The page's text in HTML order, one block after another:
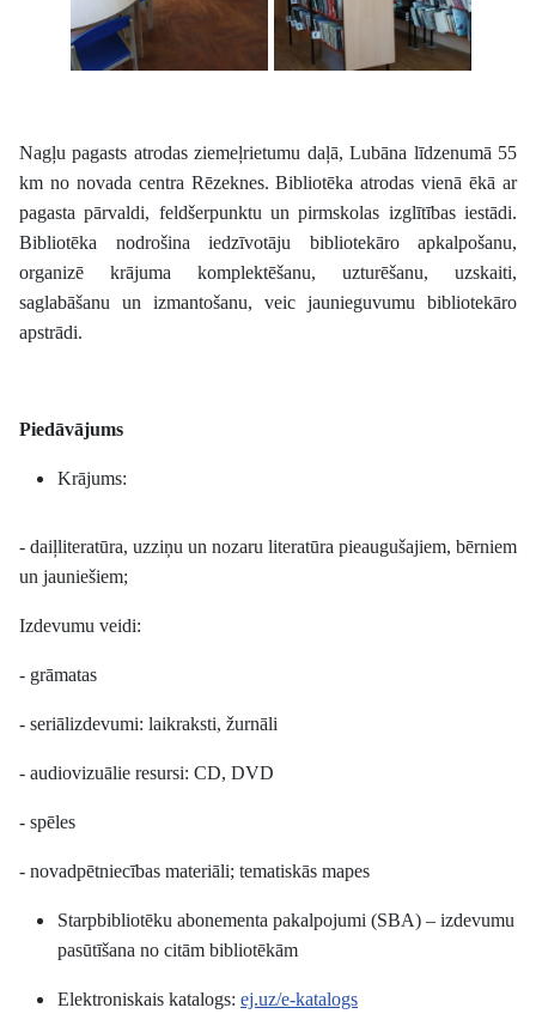
Nagļu pagasts atrodas ziemeļrietumu daļā, Lubāna līdzenumā 55
km no novada centra Rēzeknes. Bibliotēka atrodas vienā ēkā ar
pagasta pārvaldi, feldšerpunktu un pirmskolas izglītības iestādi.
Bibliotēka nodrošina iedzīvotāju bibliotekāro apkalpošanu,
organizē krājuma komplektēšanu, uzturēšanu, uzskaiti,
saglabāšanu un izmantošanu, veic jaunieguvumu bibliotekāro
apstrādi.
Piedāvājums
Krājums:
- daiļliteratūra, uzziņu un nozaru literatūra pieaugušajiem, bērniem
un jauniešiem;
Izdevumu veidi:
- grāmatas
- seriālizdevumi: laikraksti, žurnāli
- audiovizuālie resursi: CD, DVD
- spēles
- novadpētniecības materiāli; tematiskās mapes
Starpbibliotēku abonementa pakalpojumi (SBA) – izdevumu
pasūtīšana no citām bibliotēkām
Elektroniskais katalogs: ej.uz/e-katalogs